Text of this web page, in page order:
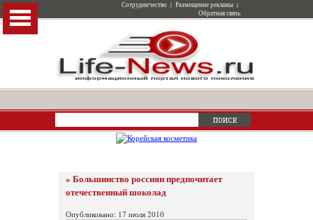
Сотрудничество | Размещение рекламы |
Обратная связь
» Большинство россиян предпочитает
отечественный шоколад
Опубликовано: 17 июля 2010